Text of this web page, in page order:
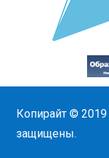
Копирайт © 2019
защищены.